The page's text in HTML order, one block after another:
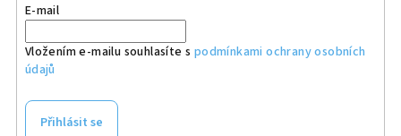
E-mail
Vložením e-mailu souhlasíte s podmínkami ochrany osobních
údajů
Přihlásit se